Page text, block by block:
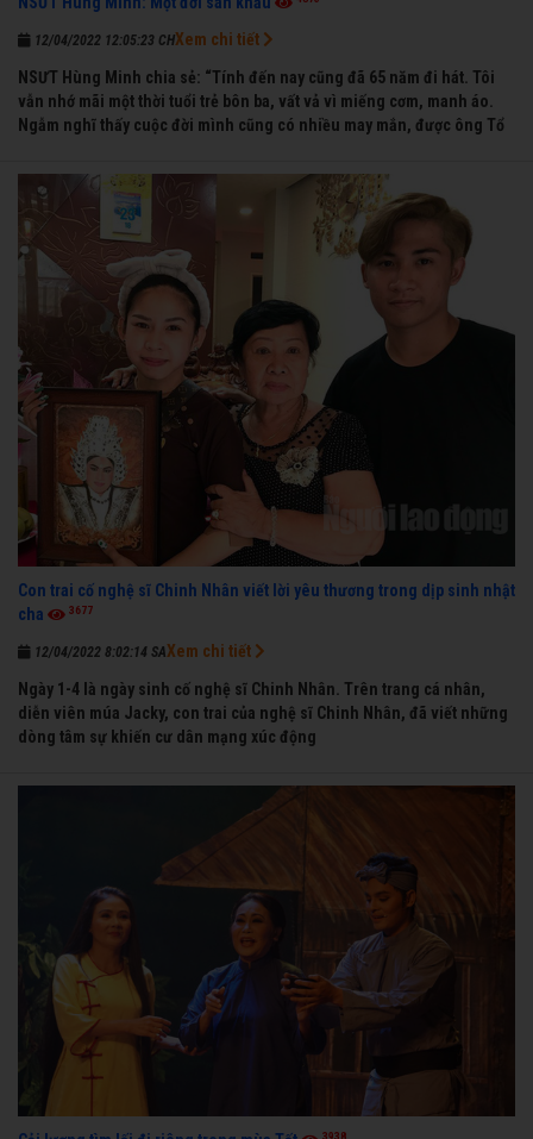
12/04/2022 12:05:23 CH
NSƯT Hùng Minh chia sẻ: “Tính đến nay cũng đã 65 năm đi hát. Tôi
vẫn nhớ mãi một thời tuổi trẻ bôn ba, vất vả vì miếng cơm, manh áo.
Ngẫm nghĩ thấy cuộc đời mình cũng có nhiều may mắn, được ông Tổ
trong dòng đời xuôi ngược nhận được những cơ may để từng bước
thành danh với nghiệp ca diễn”.
Xem chi tiết
Con trai cố nghệ sĩ Chinh Nhân viết lời yêu thương trong dịp sinh nhật
cha
3677
12/04/2022 8:02:14 SA
Ngày 1-4 là ngày sinh cố nghệ sĩ Chinh Nhân. Trên trang cá nhân,
diễn viên múa Jacky, con trai của nghệ sĩ Chinh Nhân, đã viết những
dòng tâm sự khiến cư dân mạng xúc động
Xem chi tiết